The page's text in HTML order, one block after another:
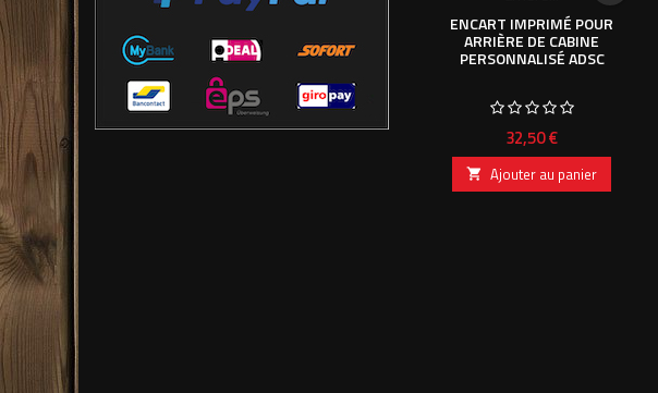
ENCART IMPRIMÉ POUR
ARRIÈRE DE CABINE
PERSONNALISÉ ADSC
Prix
32,50 €
 Ajouter au panier